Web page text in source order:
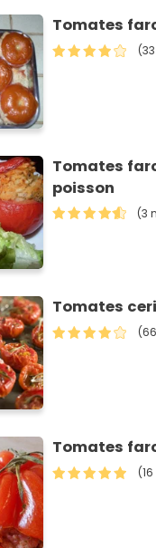
Tomates
Tomates
poisson
(3
Tomates
Tomates